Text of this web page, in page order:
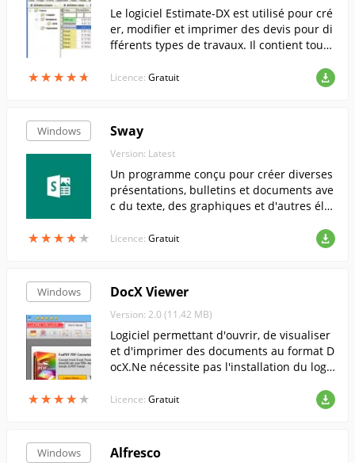
★★★★★
★★★★★
Le logiciel Estimate-DX est utilisé pour cré
er, modifier et imprimer des devis pour di
fférents types de travaux. Il contient tout l
essaires. Permet de générer différents ra
Licence: Gratuit
Windows
★★★★★
★★★★★
Sway
Version: Latest
Un programme conçu pour créer diverses
présentations, bulletins et documents ave
c du texte, des graphiques et d'autres élé
Licence: Gratuit
Windows
★★★★ ★
★★★★ ★
DocX Viewer
Version: 2.0 (11.42 MB)
Logiciel permettant d'ouvrir, de visualiser
et d'imprimer des documents au format D
ocX.Ne nécessite pas l'installation du logic
Licence: Gratuit
Windows Alfresco